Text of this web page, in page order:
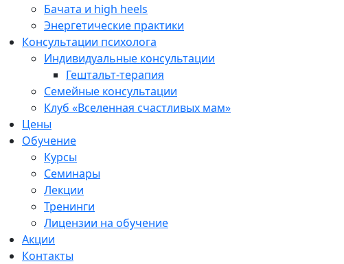
Бачата и high heels
Энергетические практики
Консультации психолога
Индивидуальные консультации
Гештальт-терапия
Семейные консультации
Клуб «Вселенная счастливых мам»
Цены
Обучение
Курсы
Семинары
Лекции
Тренинги
Лицензии на обучение
Акции
Контакты